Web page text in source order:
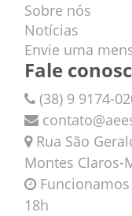
Sobre nós
Notícias
Envie uma
Fale
(38) 9 9174-
Rua São
Montes Claros-
18h